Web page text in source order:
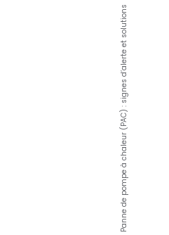
Panne de pompe à chaleur (PAC) : signes d’alerte et solutions